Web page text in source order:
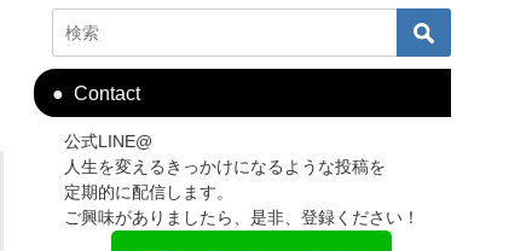
Contact
公式LINE@
人生を変えるきっかけになるような投稿を
定期的に配信します。
ご興味がありましたら、是非、登録ください！